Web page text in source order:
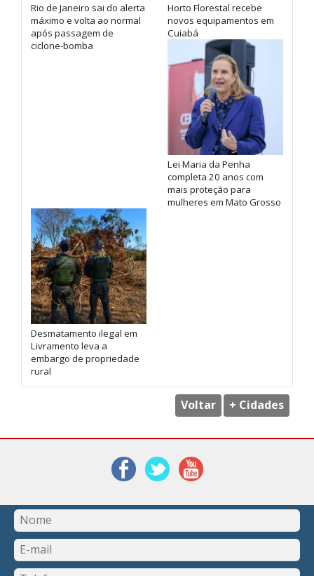
Rio de Janeiro sai do alerta
máximo e volta ao normal
após passagem de
ciclone-bomba
Horto Florestal recebe
novos equipamentos em
Cuiabá
Lei Maria da Penha
completa 20 anos com
mais proteção para
mulheres em Mato Grosso
Desmatamento ilegal em
Livramento leva a
embargo de propriedade
rural
Voltar + Cidades